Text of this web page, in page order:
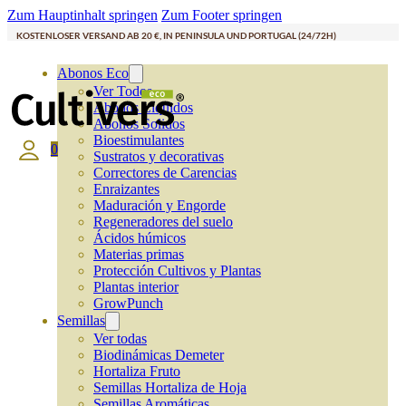
Zum Hauptinhalt springen Zum Footer springen
KOSTENLOSER VERSAND AB 20 €, IN PENINSULA UND PORTUGAL (24/72H)
Abonos Eco
Ver Todos
Abonos Líquidos
Abonos Solidos
Bioestimulantes
Sustratos y decorativas
Correctores de Carencias
Enraizantes
Maduración y Engorde
Regeneradores del suelo
Ácidos húmicos
Materias primas
Protección Cultivos y Plantas
Plantas interior
GrowPunch
Semillas
Ver todas
Biodinámicas Demeter
Hortaliza Fruto
Semillas Hortaliza de Hoja
0